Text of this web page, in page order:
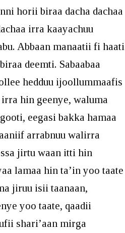
horii biraa dacha dachaa
irra kaayachuu
Abbaan manaatii fi haati
deemti. Sabaabaa
hedduu ijoollummaafis
hin geenye, waluma
eegasi bakka hamaa
arrabnuu walirra
jirtu waan itti hin
lamaa hin ta’in yoo taate
jiruu isii taanaan,
yoo taate, qaadii
shari’aan mirga